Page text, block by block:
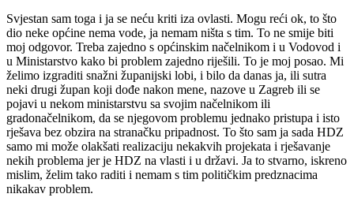
Svjestan sam toga i ja se neću kriti iza ovlasti. Mogu reći ok, to što
dio neke općine nema vode, ja nemam ništa s tim. To ne smije biti
moj odgovor. Treba zajedno s općinskim načelnikom i u Vodovod i
u Ministarstvo kako bi problem zajedno riješili. To je moj posao. Mi
želimo izgraditi snažni županijski lobi, i bilo da danas ja, ili sutra
neki drugi župan koji dođe nakon mene, nazove u Zagreb ili se
pojavi u nekom ministarstvu sa svojim načelnikom ili
gradonačelnikom, da se njegovom problemu jednako pristupa i isto
rješava bez obzira na stranačku pripadnost. To što sam ja sada HDZ
samo mi može olakšati realizaciju nekakvih projekata i rješavanje
nekih problema jer je HDZ na vlasti i u državi. Ja to stvarno, iskreno
mislim, želim tako raditi i nemam s tim političkim predznacima
nikakav problem.